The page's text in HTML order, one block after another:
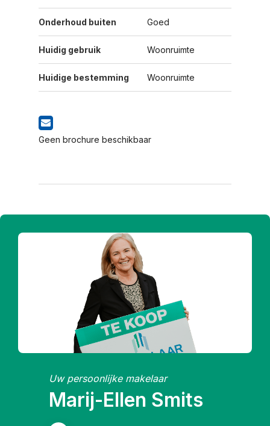
Onderhoud buiten Goed
Huidig gebruik Woonruimte
Huidige bestemming Woonruimte
Geen brochure beschikbaar
Uw persoonlijke makelaar
Marij-Ellen Smits